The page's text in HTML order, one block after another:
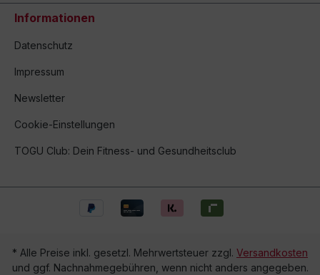
Informationen
Datenschutz
Impressum
Newsletter
Cookie-Einstellungen
TOGU Club: Dein Fitness- und Gesundheitsclub
* Alle Preise inkl. gesetzl. Mehrwertsteuer zzgl. Versandkosten
und ggf. Nachnahmegebühren, wenn nicht anders angegeben.